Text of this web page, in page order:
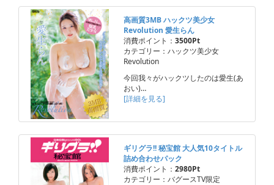
高画質3MB ハックツ美少女
Revolution 愛生らん
消費ポイント： 3500Pt
カテゴリー：ハックツ美少女
Revolution
今回我々がハックツしたのは愛生(あ
おい)…
[詳細を見る]
ギリグラ!! 秘宝館 大人気10タイトル
詰め合わせパック
消費ポイント： 2980Pt
カテゴリー：バグースTV限定